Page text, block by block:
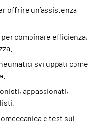
offrire un’assistenza
combinare efficienza,
sviluppati come
appassionati,
e test sul